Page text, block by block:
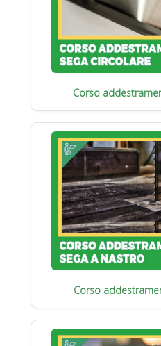
Corso
Corso